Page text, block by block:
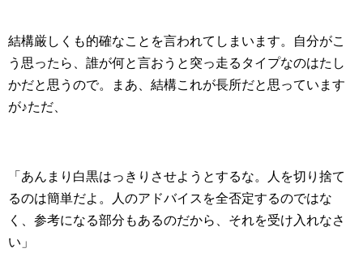
結構厳しくも的確なことを言われてしまいます。自分がこ
う思ったら、誰が何と言おうと突っ走るタイプなのはたし
かだと思うので。まあ、結構これが長所だと思っています
が♪ただ、
「あんまり白黒はっきりさせようとするな。人を切り捨て
るのは簡単だよ。人のアドバイスを全否定するのではな
く、参考になる部分もあるのだから、それを受け入れなさ
い」